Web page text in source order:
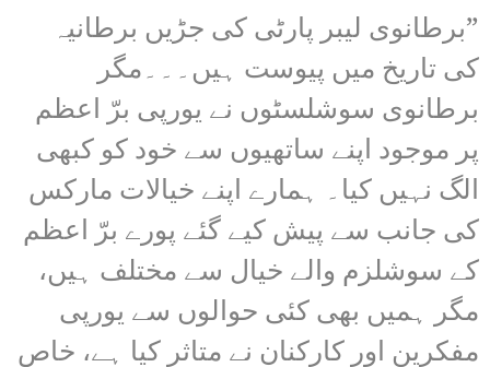
”برطانوی لیبر پارٹی کی جڑیں برطانیہ
کی تاریخ میں پیوست ہیں۔۔۔مگر
برطانوی سوشلسٹوں نے یورپی برّ اعظم
پر موجود اپنے ساتھیوں سے خود کو کبھی
الگ نہیں کیا۔ ہمارے اپنے خیالات مارکس
کی جانب سے پیش کیے گئے پورے برّ اعظم
کے سوشلزم والے خیال سے مختلف ہیں،
مگر ہمیں بھی کئی حوالوں سے یورپی
مفکرین اور کارکنان نے متاثر کیا ہے، خاص